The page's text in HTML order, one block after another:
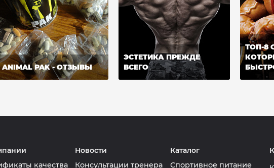
ANIMAL PAK - ОТЗЫВЫ
ЭСТЕТИКА ПРЕЖДЕ
ВСЕГО
ТОП-8
качества
Новости
Консультации тренера
Каталог
Спортивное питание